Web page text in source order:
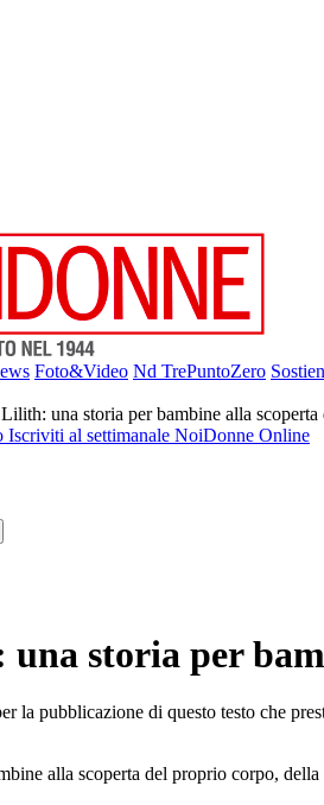
Foto&Video Nd TrePuntoZero
una storia per bambine alla
Iscriviti al settimanale NoiDonne Online
storia per
la pubblicazione di questo testo che